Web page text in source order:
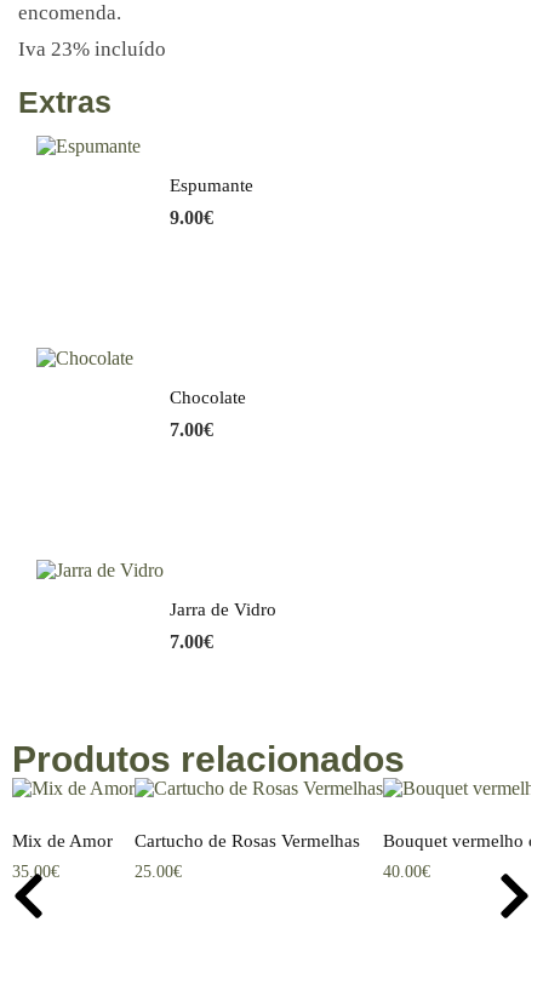
encomenda.
Iva 23% incluído
Extras
Espumante
9.00€
Chocolate
7.00€
Jarra de Vidro
7.00€
Produtos relacionados
Mix de Amor
35.00€
Cartucho de Rosas Vermelhas
25.00€
Bouquet vermelho e
40.00€